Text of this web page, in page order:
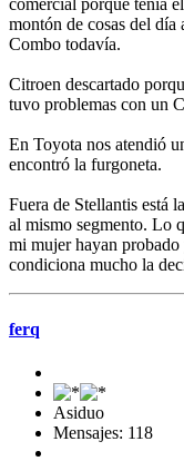
comercial porque tenía
montón de cosas del día
Combo todavía.
Citroen descartado
tuvo problemas con un
En Toyota nos atendió
encontró la furgoneta.
Fuera de Stellantis está
al mismo segmento. Lo
mi mujer hayan
condiciona mucho la
ferq
Asiduo
Mensajes: 118